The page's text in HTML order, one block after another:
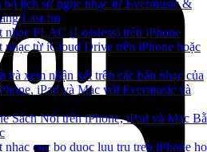
bộ lịch sử nghe nhạc từ Evermusic &
Last.fm
nhạc FLAC (Lossless) trên iPhone
nhạc từ iCloud Drive trên iPhone hoặc
và xem nhận xét trên các bản nhạc của
iPad và Mac với Evermusic và
Sách Nói trên iPhone, iPad và Mac
nhac cuc bo duoc luu tru tren iPhone